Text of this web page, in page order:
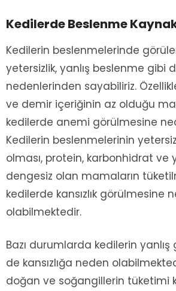
Kedilerde Beslenme
Kedilerin beslenmelerinde
yetersizlik, yanlış beslenme gibi
nedenlerinden sayabiliriz.
ve demir içeriğinin az olduğu
kedilerde anemi görülmesine
Kedilerin beslenmelerinin
olması, protein, karbonhidrat ve
dengesiz olan mamaların
kedilerde kansızlık görülmesine
olabilmektedir.
Bazı durumlarda kedilerin
de kansızlığa neden
doğan ve soğangillerin tüketimi